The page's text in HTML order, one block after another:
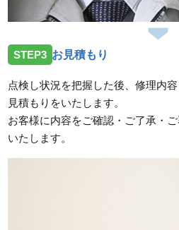
STEP3 お見積もり
点検し状況を把握した後、修理内
見積もりをいたします。
お客様に内容をご確認・ご了承・
いたします。